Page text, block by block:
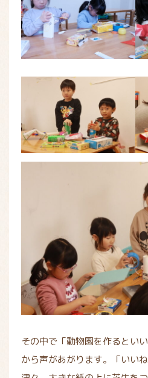
その中で「動物園を作るとい
から声があがります。「いい